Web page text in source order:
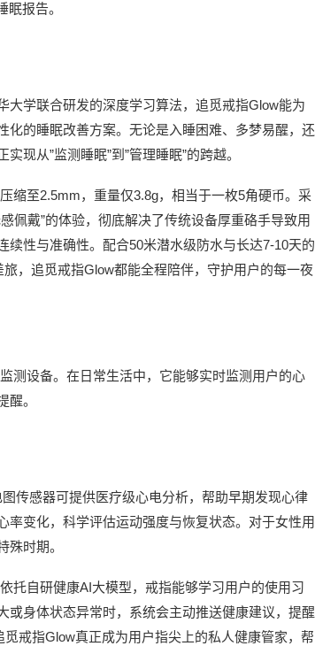
报告。
大学联合研发的深度学习算法，追觅戒指Glow能为
的睡眠改善方案。无论是入睡困难、多梦易醒，还
现从”监测睡眠”到”管理睡眠”的跨越。
缩至2.5mm，重量仅3.8g，相当于一枚5角硬币。采
佩戴”的体验，彻底解决了传统设备厚重硌手导致用
性与准确性。配合50米潜水级防水与长达7-10天的
，追觅戒指Glow都能全程陪伴，守护用户的每一夜
测设备。在日常生活中，它能够实时监测用户的心
。
传感器可提供医疗级心电分析，帮助早期发现心律
变化，科学评估运动强度与恢复状态。对于女性用
时期。
托自研健康AI大模型，戒指能够学习用户的使用习
身体状态异常时，系统会主动推送健康建议，提醒
戒指Glow真正成为用户指尖上的私人健康管家，帮